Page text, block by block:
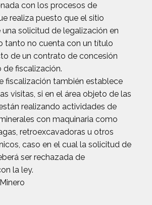
con los procesos de
realiza puesto que el sitio
solicitud de legalización en
tanto no cuenta con un título
de un contrato de concesión
de fiscalización.
fiscalización también establece
visitas, si en el área objeto de las
realizando actividades de
con maquinaria como
retroexcavadoras u otros
caso en el cual la solicitud de
ser rechazada de
la ley.